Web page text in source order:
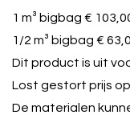
1 m³ bigbag €
1/2 m³ bigbag €
Dit product is uit
Lost gestort prijs
De materialen